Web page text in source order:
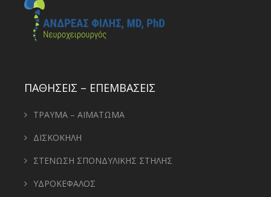
ΠΑΘΗΣΕΙΣ – ΕΠΕΜΒΑΣΕΙΣ
ΤΡΑΥΜΑ – ΑΙΜΑΤΩΜΑ
ΔΙΣΚΟΚΗΛΗ
ΣΤΕΝΩΣΗ ΣΠΟΝΔΥΛΙΚΗΣ ΣΤΗΛΗΣ
ΥΔΡΟΚΕΦΑΛΟΣ